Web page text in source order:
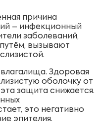
причина
– инфекционный
заболеваний,
вызывают
Здоровая
оболочку от
защита снижается.
это негативно
эпителия.